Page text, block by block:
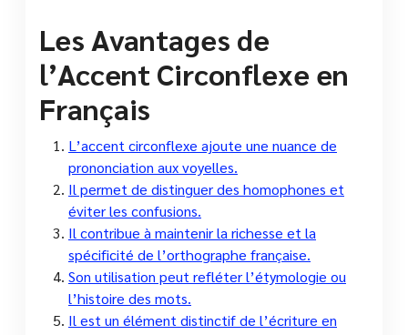
Les Avantages de
l’Accent Circonflexe en
Français
L’accent circonflexe ajoute une nuance de
prononciation aux voyelles.
Il permet de distinguer des homophones et
éviter les confusions.
Il contribue à maintenir la richesse et la
spécificité de l’orthographe française.
Son utilisation peut refléter l’étymologie ou
l’histoire des mots.
Il est un élément distinctif de l’écriture en